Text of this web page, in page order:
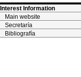
Interest Information
Main website
Secretaría
Bibliografía